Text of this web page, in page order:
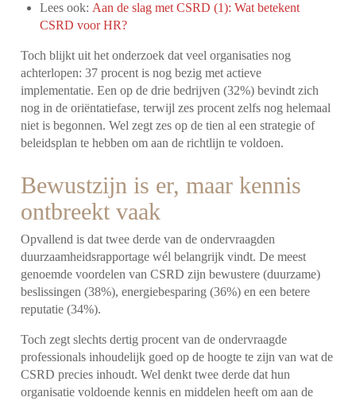
Lees ook: Aan de slag met CSRD (1): Wat betekent
CSRD voor HR?
Toch blijkt uit het onderzoek dat veel organisaties nog
achterlopen: 37 procent is nog bezig met actieve
implementatie. Een op de drie bedrijven (32%) bevindt zich
nog in de oriëntatiefase, terwijl zes procent zelfs nog helemaal
niet is begonnen. Wel zegt zes op de tien al een strategie of
beleidsplan te hebben om aan de richtlijn te voldoen.
Bewustzijn is er, maar kennis
ontbreekt vaak
Opvallend is dat twee derde van de ondervraagden
duurzaamheidsrapportage wél belangrijk vindt. De meest
genoemde voordelen van CSRD zijn bewustere (duurzame)
beslissingen (38%), energiebesparing (36%) en een betere
reputatie (34%).
Toch zegt slechts dertig procent van de ondervraagde
professionals inhoudelijk goed op de hoogte te zijn van wat de
CSRD precies inhoudt. Wel denkt twee derde dat hun
organisatie voldoende kennis en middelen heeft om aan de